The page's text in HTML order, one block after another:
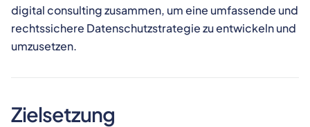
digital consulting zusammen, um eine umfassende und
rechtssichere Datenschutzstrategie zu entwickeln und
umzusetzen.
Zielsetzung